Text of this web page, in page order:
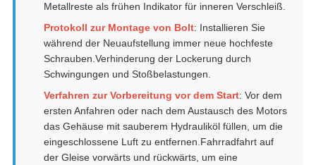
Metallreste als frühen Indikator für inneren Verschleiß.
Protokoll zur Montage von Bolt: Installieren Sie
während der Neuaufstellung immer neue hochfeste
Schrauben.Verhinderung der Lockerung durch
Schwingungen und Stoßbelastungen.
Verfahren zur Vorbereitung vor dem Start: Vor dem
ersten Anfahren oder nach dem Austausch des Motors
das Gehäuse mit sauberem Hydrauliköl füllen, um die
eingeschlossene Luft zu entfernen.Fahrradfahrt auf
der Gleise vorwärts und rückwärts, um eine